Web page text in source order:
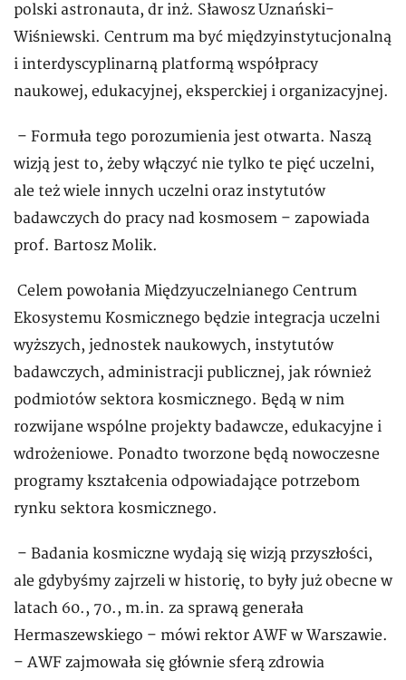
polski astronauta, dr inż. Sławosz Uznański-
Wiśniewski. Centrum ma być międzyinstytucjonalną
i interdyscyplinarną platformą współpracy
naukowej, edukacyjnej, eksperckiej i organizacyjnej.
– Formuła tego porozumienia jest otwarta. Naszą
wizją jest to, żeby włączyć nie tylko te pięć uczelni,
ale też wiele innych uczelni oraz instytutów
badawczych do pracy nad kosmosem – zapowiada
prof. Bartosz Molik.
Celem powołania Międzyuczelnianego Centrum
Ekosystemu Kosmicznego będzie integracja uczelni
wyższych, jednostek naukowych, instytutów
badawczych, administracji publicznej, jak również
podmiotów sektora kosmicznego. Będą w nim
rozwijane wspólne projekty badawcze, edukacyjne i
wdrożeniowe. Ponadto tworzone będą nowoczesne
programy kształcenia odpowiadające potrzebom
rynku sektora kosmicznego.
– Badania kosmiczne wydają się wizją przyszłości,
ale gdybyśmy zajrzeli w historię, to były już obecne w
latach 60., 70., m.in. za sprawą generała
Hermaszewskiego – mówi rektor AWF w Warszawie.
– AWF zajmowała się głównie sferą zdrowia